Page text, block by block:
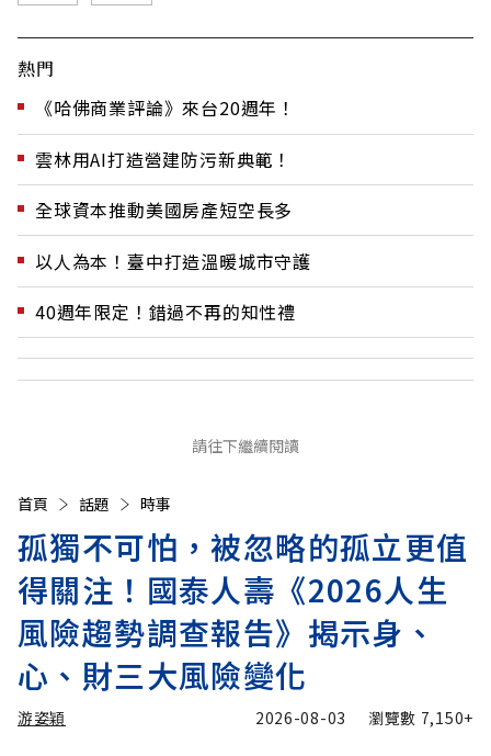
熱門
《哈佛商業評論》來台20週年！
雲林用AI打造營建防污新典範！
全球資本推動美國房產短空長多
以人為本！臺中打造溫暖城市守護
40週年限定！錯過不再的知性禮
請往下繼續閱讀
首頁 話題 時事
孤獨不可怕，被忽略的孤立更值
得關注！國泰人壽《2026人生
風險趨勢調查報告》揭示身、
心、財三大風險變化
游姿穎 2026-08-03 瀏覽數 7,150+